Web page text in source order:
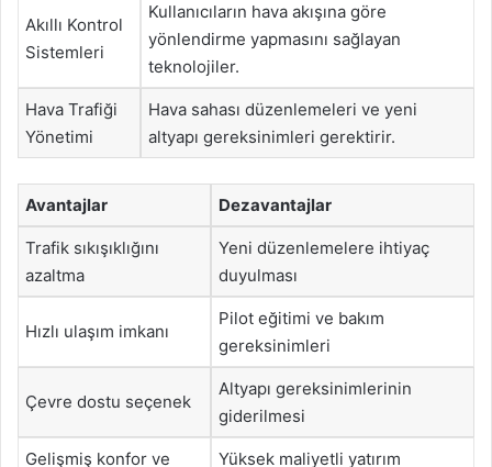
Akıllı Kontrol
Sistemleri
Kullanıcıların hava akışına göre
yönlendirme yapmasını sağlayan
teknolojiler.
Hava Trafiği
Yönetimi
Hava sahası düzenlemeleri ve yeni
altyapı gereksinimleri gerektirir.
Avantajlar Dezavantajlar
Trafik sıkışıklığını
azaltma
Yeni düzenlemelere ihtiyaç
duyulması
Hızlı ulaşım imkanı
Pilot eğitimi ve bakım
gereksinimleri
Çevre dostu seçenek
Altyapı gereksinimlerinin
giderilmesi
Gelişmiş konfor ve
Yüksek maliyetli yatırım